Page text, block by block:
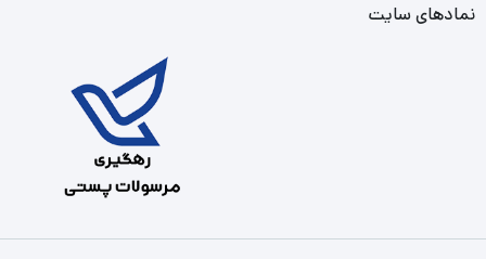
نمادهای سایت